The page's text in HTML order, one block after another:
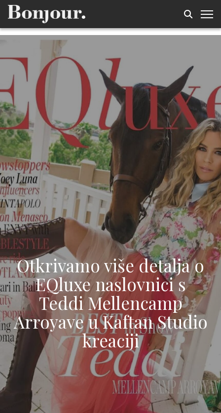
Otkrivamo više detalja o
EQluxe naslovnici s
Teddi Mellencamp
Arroyave u Kaftan Studio
kreaciji